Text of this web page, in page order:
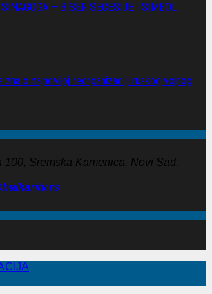
SINAGOGA – BISER SECESIJE I SIMBOL
zna o najnovijoj reorganizaciji ruskog vojnog
100, Sremska Kamenica, Novi Sad,